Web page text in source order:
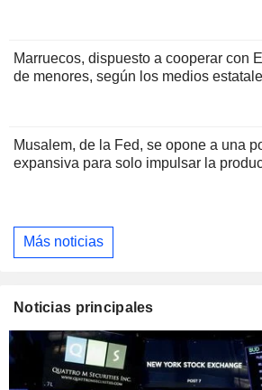
Marruecos, dispuesto a cooperar con
de menores, según los medios
Musalem, de la Fed, se opone a una
expansiva para solo impulsar la
Más noticias
Noticias principales